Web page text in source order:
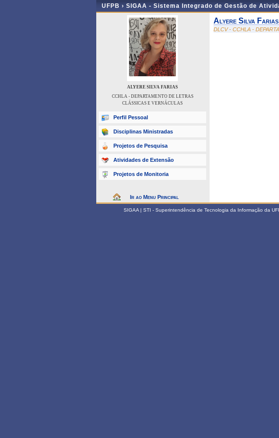
UFPB › SIGAA - Sistema Integrado de Gestão de
ALYERE SILVA FARIAS
CCHLA - DEPARTAMENTO DE LETRAS
CLÁSSICAS E VERNÁCULAS
Perfil Pessoal
Disciplinas Ministradas
Projetos de Pesquisa
Atividades de Extensão
Projetos de Monitoria
Ir ao Menu Principal
Alyere Silva Farias
DLCV - CCHLA -
SIGAA | STI - Superintendência de Tecnologia da Informação da